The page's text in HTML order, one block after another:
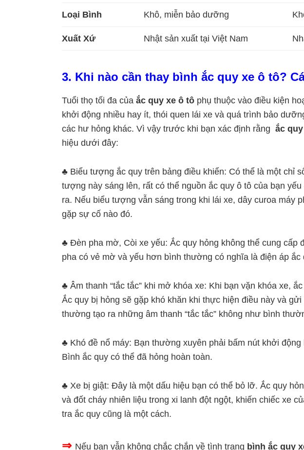
Loại Bình Khô, miễn bảo dưỡng
Xuất Xứ Nhật sản xuất tại Việt Nam
3. Khi nào cần thay bình ắc quy xe ô tô?
Tuổi thọ tối đa của ắc quy xe ô tô phụ thuộc vào điều kiện
khởi động nhiều hay ít, thói quen lái xe và quá trình bảo
các hư hỏng khác. Vì vậy trước khi bạn xác định rằng ắc
hiệu dưới đây:
♣ Biểu tượng ắc quy trên bảng điều khiển: Có thể là một chỉ
tượng này sáng lên, rất có thể nguồn ắc quy ô tô của bạn
ra. Nếu biểu tượng vẫn sáng trong khi lái xe, dây curoa máy
gặp sự cố nào đó.
♣ Đèn pha mờ, Còi xe yếu: Ắc quy hỏng không thể cung cấp
pha có vẻ mờ và yếu hơn bình thường có nghĩa là điện áp ắc
♣ Âm thanh “tắc tắc” khi mở khóa xe: Khi bạn vặn khóa xe,
Ắc quy bị hỏng sẽ gặp khó khăn khi thực hiện điều này và
thường tạo ra những âm thanh “tắc tắc” không như bình
♣ Khó đề nổ máy: Bạn thường xuyên phải bấm nút khởi
Bình ắc quy có thể đã hỏng hoàn toàn.
♣ Xe bị giật: Đây là một dấu hiệu bạn có thể bỏ lỡ. Ắc quy
và đốt cháy nhiên liệu trong xi lanh đột ngột, khiến chiếc xe
tra ắc quy cũng là một cách.
⇒ Nếu bạn vẫn không chắc chắn về tình trạng bình ắc quy